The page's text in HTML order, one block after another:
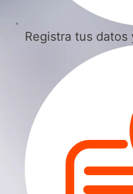
Registra tus